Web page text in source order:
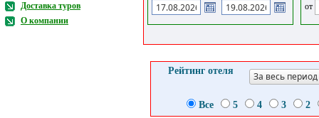
Доставка туров
О компании
от
Рейтинг отеля За весь период
Все 5 4 3 2